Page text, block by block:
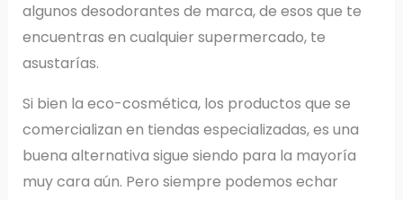
algunos desodorantes de marca, de esos que te
encuentras en cualquier supermercado, te
asustarías.
Si bien la eco-cosmética, los productos que se
comercializan en tiendas especializadas, es una
buena alternativa sigue siendo para la mayoría
muy cara aún. Pero siempre podemos echar